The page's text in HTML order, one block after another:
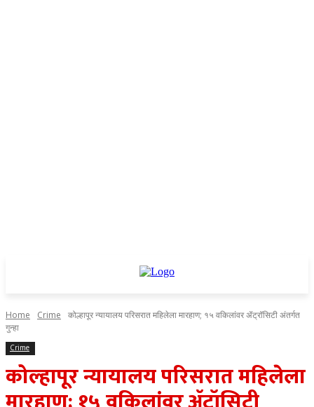
Home Crime
कोल्हापूर न्यायालय परिसरात महिलेला मारहाण; १५ वकिलांवर ॲट्रॉसिटी अंतर्गत
गुन्हा
Crime
कोल्हापूर न्यायालय परिसरात महिलेला